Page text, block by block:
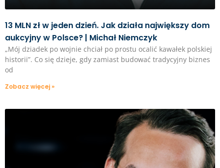
13 MLN zł w jeden dzień. Jak działa największy dom
aukcyjny w Polsce? | Michał Niemczyk
„Mój dziadek po wojnie chciał po prostu ocalić kawałek polskiej
historii”. Co się dzieje, gdy zamiast budować tradycyjny biznes
od
Zobacz więcej »